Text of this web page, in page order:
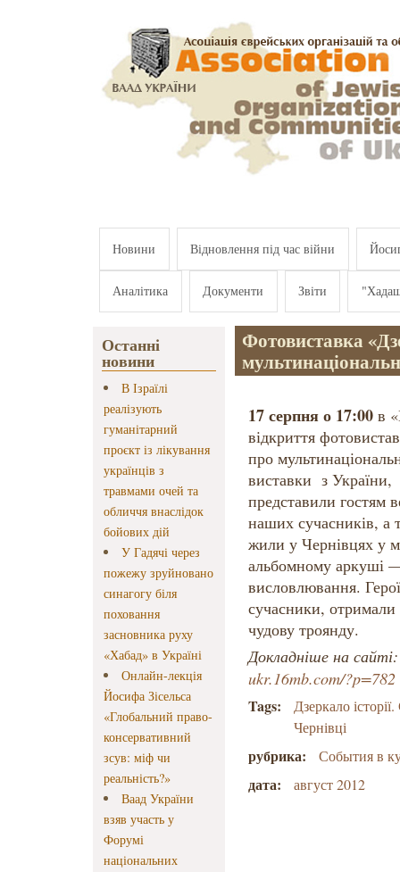
Новини Відновлення під час війни
Аналітика Документи Звіти
Останні
новини
В Ізраїлі
реалізують
гуманітарний
проєкт із лікування
українців з
травмами очей та
обличчя внаслідок
бойових дій
У Гадячі через
пожежу зруйновано
синагогу біля
поховання
засновника руху
«Хабад» в Україні
Онлайн-лекція
Йосифа Зісельса
«Глобальний право-
консервативний
зсув: міф чи
реальність?»
Ваад України
взяв участь у
Форумі
національних
Фотовиставка
17 серпня о 17:00 в
відкриття
про
виставки з
представили гостям
наших сучасників, а
жили у Чернівцях у
альбомному аркуші
висловлювання.
сучасники, отримали
чудову троянду.
Докладніше на
ukr.16mb.com/?p=782
Tags:
Дзеркало
Чернівці
рубрика: События в
дата: август 2012